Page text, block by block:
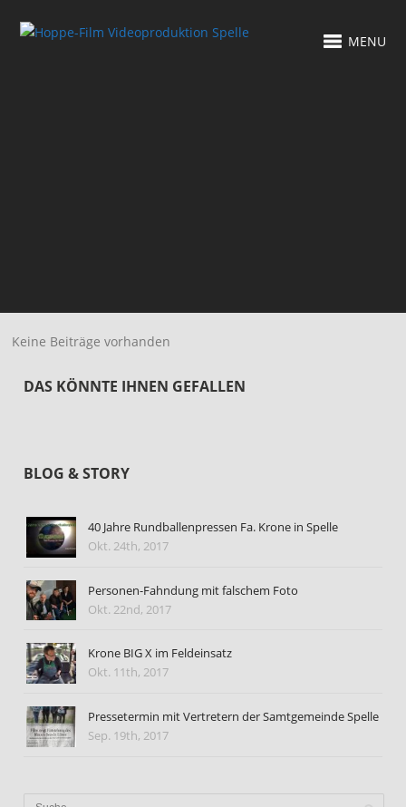
MENU
Keine Beiträge vorhanden
DAS KÖNNTE IHNEN GEFALLEN
BLOG & STORY
40 Jahre Rundballenpressen Fa. Krone in Spelle
Okt. 24th, 2017
Personen-Fahndung mit falschem Foto
Okt. 22nd, 2017
Krone BIG X im Feldeinsatz
Okt. 11th, 2017
Pressetermin mit Vertretern der Samtgemeinde Spelle
Sep. 19th, 2017